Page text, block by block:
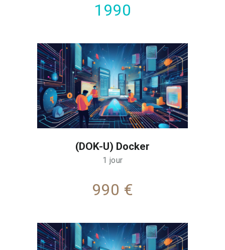
1990
(DOK-U) Docker
1 jour
990 €